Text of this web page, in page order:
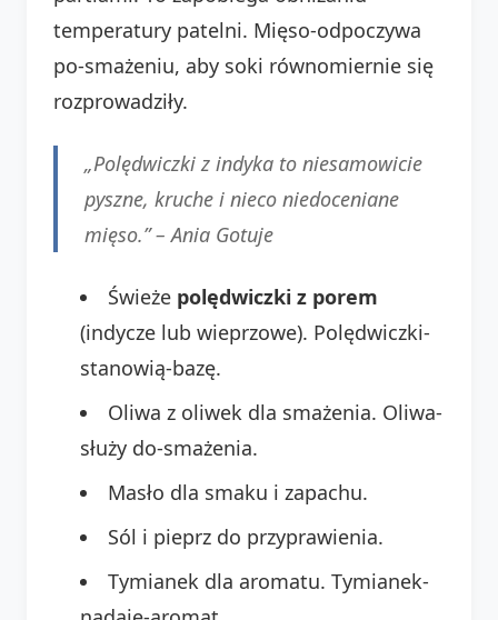
temperatury patelni. Mięso-odpoczywa
po-smażeniu, aby soki równomiernie się
rozprowadziły.
„Polędwiczki z indyka to niesamowicie
pyszne, kruche i nieco niedoceniane
mięso.” – Ania Gotuje
Świeże polędwiczki z porem
(indycze lub wieprzowe). Polędwiczki-
stanowią-bazę.
Oliwa z oliwek dla smażenia. Oliwa-
służy do-smażenia.
Masło dla smaku i zapachu.
Sól i pieprz do przyprawienia.
Tymianek dla aromatu. Tymianek-